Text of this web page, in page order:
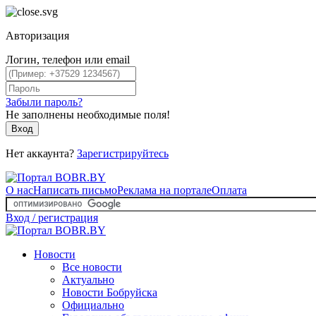
Авторизация
Логин, телефон или email
Забыли пароль?
Не заполнены необходимые поля!
Вход
Нет аккаунта? Зарегистрируйтесь
О насНаписать письмоРеклама на порталеОплата
Вход / регистрация
Новости
Все новости
Актуально
Новости Бобруйска
Официально